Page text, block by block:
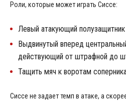
Роли, которые может играть Сиссе:
Левый атакующий полузащитник
Выдвинутый вперед
действующий от штрафной до
Тащить мяч к воротам
Сиссе не задает темп в атаке, а